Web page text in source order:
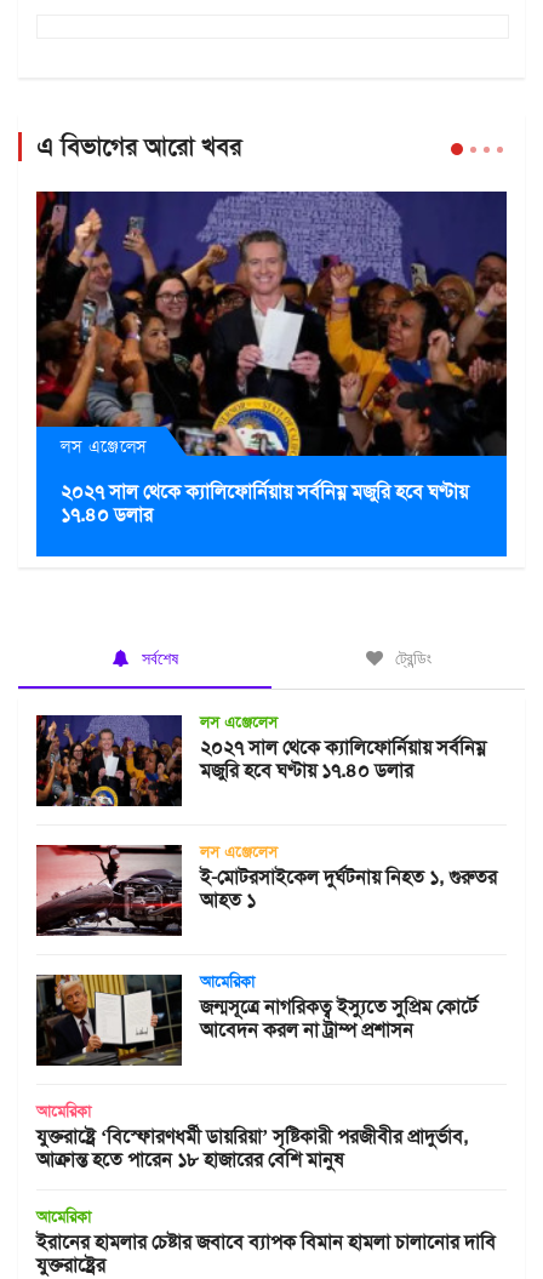
এ বিভাগের আরো খবর
লস এঞ্জেলেস
২০২৭ সাল থেকে ক্যালিফোর্নিয়ায় সর্বনিম্ন মজুরি হবে ঘণ্টায়
১৭.৪০ ডলার
সর্বশেষ ট্রেন্ডিং
লস এঞ্জেলেস
২০২৭ সাল থেকে ক্যালিফোর্নিয়ায় সর্বনিম্ন
মজুরি হবে ঘণ্টায় ১৭.৪০ ডলার
লস এঞ্জেলেস
ই-মোটরসাইকেল দুর্ঘটনায় নিহত ১, গুরুতর
আহত ১
আমেরিকা
জন্মসূত্রে নাগরিকত্ব ইস্যুতে সুপ্রিম কোর্টে
আবেদন করল না ট্রাম্প প্রশাসন
আমেরিকা
যুক্তরাষ্ট্রে ‘বিস্ফোরণধর্মী ডায়রিয়া’ সৃষ্টিকারী পরজীবীর প্রাদুর্ভাব,
আক্রান্ত হতে পারেন ১৮ হাজারের বেশি মানুষ
আমেরিকা
ইরানের হামলার চেষ্টার জবাবে ব্যাপক বিমান হামলা চালানোর দাবি
যুক্তরাষ্ট্রের